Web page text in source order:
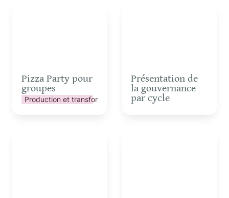
Pizza Party pour
groupes
Production et transformation
Présentation de
la gouvernance
par cycle